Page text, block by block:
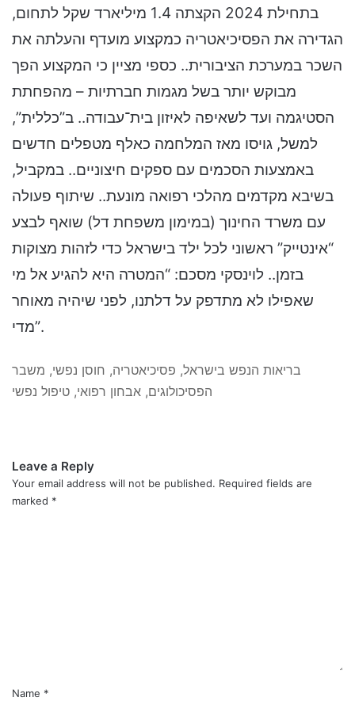
בריאות הנפש בישראל, פסיכיאטריה, חוסן נפשי, משבר
הפסיכולוגים, אבחון רפואי, טיפול נפשי
Leave a Reply
Your email address will not be published. Required fields are
marked *
Name *